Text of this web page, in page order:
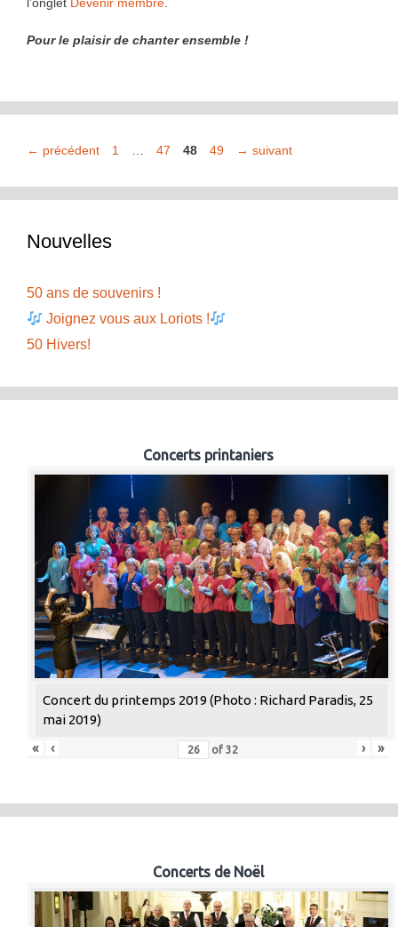
Pour le plaisir de chanter ensemble !
← précédent Page
1 Page
47 Page
48 Page
49 → suivant
Nouvelles
50 ans de souvenirs !
Joignez vous aux Loriots !
50 Hivers!
Concerts printaniers
Concert du printemps 2019 (Photo : Richard Paradis, 25
mai 2019)
«
‹ of 32 › »
Concerts de Noël